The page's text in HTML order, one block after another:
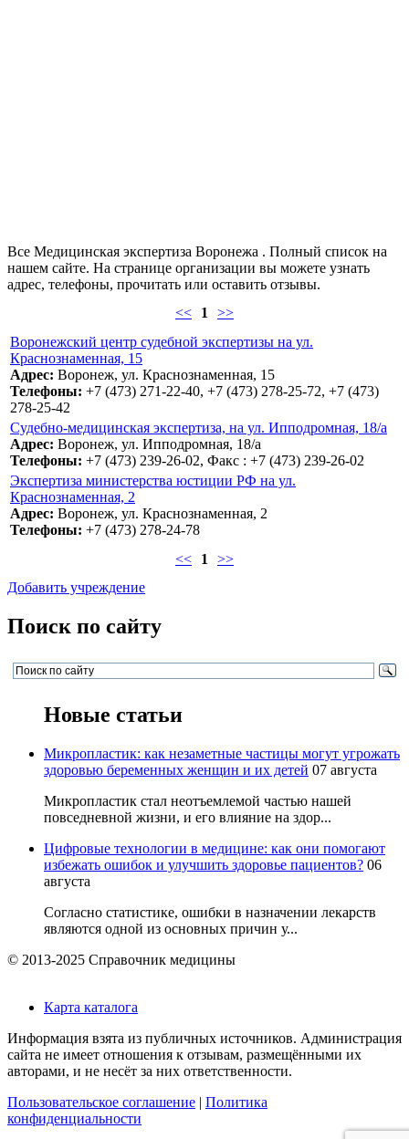
Все Медицинская экспертиза Воронежа . Полный список на
нашем сайте. На странице организации вы можете узнать
адрес, телефоны, прочитать или оставить отзывы.
<<
1 >>
Воронежский центр судебной экспертизы на ул.
Краснознаменная, 15
Адрес: Воронеж, ул. Краснознаменная, 15
Телефоны: +7 (473) 271-22-40, +7 (473) 278-25-72, +7 (473)
278-25-42
Судебно-медицинская экспертиза, на ул. Ипподромная, 18/а
Адрес: Воронеж, ул. Ипподромная, 18/а
Телефоны: +7 (473) 239-26-02, Факс : +7 (473) 239-26-02
Экспертиза министерства юстиции РФ на ул.
Краснознаменная, 2
Адрес: Воронеж, ул. Краснознаменная, 2
Телефоны: +7 (473) 278-24-78
<<
1 >>
Добавить учреждение
Поиск по сайту
Новые статьи
Микропластик: как незаметные частицы могут угрожать
здоровью беременных женщин и их детей 07 августа
Микропластик стал неотъемлемой частью нашей
повседневной жизни, и его влияние на здор...
Цифровые технологии в медицине: как они помогают
избежать ошибок и улучшить здоровье пациентов? 06
августа
Согласно статистике, ошибки в назначении лекарств
являются одной из основных причин у...
© 2013-2025 Справочник медицины
Карта каталога
Информация взята из публичных источников. Администрация
сайта не имеет отношения к отзывам, размещёнными их
авторами, и не несёт за них ответственности.
Пользовательское соглашение | Политика
конфиденциальности